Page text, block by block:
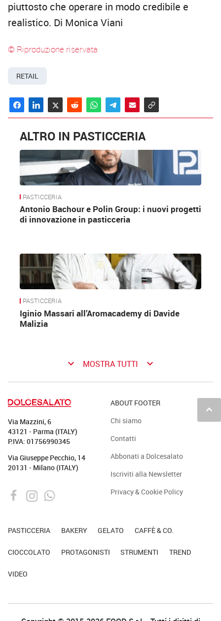
piuttosto che operare in modo credibile e
realistico. Di Monica Viani
© Riproduzione riservata
RETAIL
ALTRO IN PASTICCERIA
PASTICCERIA
Antonio Bachour e Polin Group: i nuovi progetti
di innovazione in pasticceria
PASTICCERIA
Iginio Massari all’Aromacademy di Davide
Malizia
keyboard_arrow_down MOSTRA TUTTI keyboard_arrow_down
keyboard_arrow_up
Via Mazzini, 6
43121 - Parma (ITALY)
P.IVA: 01756990345
Via Giuseppe Pecchio, 14
20131 - Milano (ITALY)
ABOUT FOOTER
Chi siamo
Contatti
Abbonati a Dolcesalato
Iscriviti alla Newsletter
Privacy & Cookie Policy
PASTICCERIA BAKERY GELATO CAFFÈ & CO.
CIOCCOLATO PROTAGONISTI STRUMENTI TREND
VIDEO